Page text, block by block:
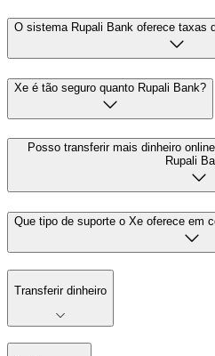
O sistema Rupali Bank oferece taxas
Xe é tão seguro quanto Rupali Bank?
Posso transferir mais dinheiro
Rupali
Que tipo de suporte o Xe oferece em
Transferir dinheiro